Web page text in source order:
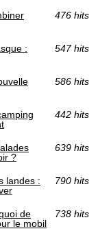
476 hits
:
547 hits
586 hits
442 hits
?
639 hits
landes :
790 hits
de
le mobil
738 hits